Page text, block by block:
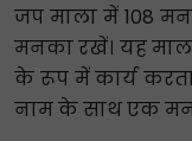
जप माला में 108
मनका रखें। यह
के रूप में कार्य
नाम के साथ एक